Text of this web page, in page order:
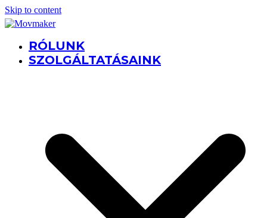
Skip to content
RÓLUNK
SZOLGÁLTATÁSAINK